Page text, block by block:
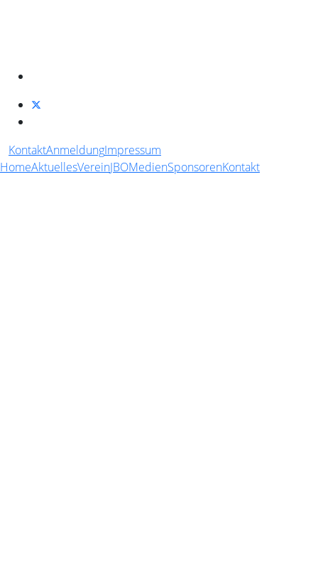
KontaktAnmeldungImpressum
HomeAktuellesVereinJBOMedienSponsorenKontakt